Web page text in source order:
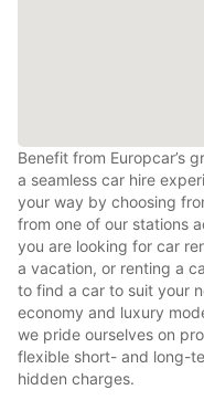
Benefit from Europcar’s
a seamless car hire
your way by choosing
from one of our stations
you are looking for car
a vacation, or renting a
to find a car to suit your
economy and luxury
we pride ourselves on
flexible short- and long-
hidden charges.